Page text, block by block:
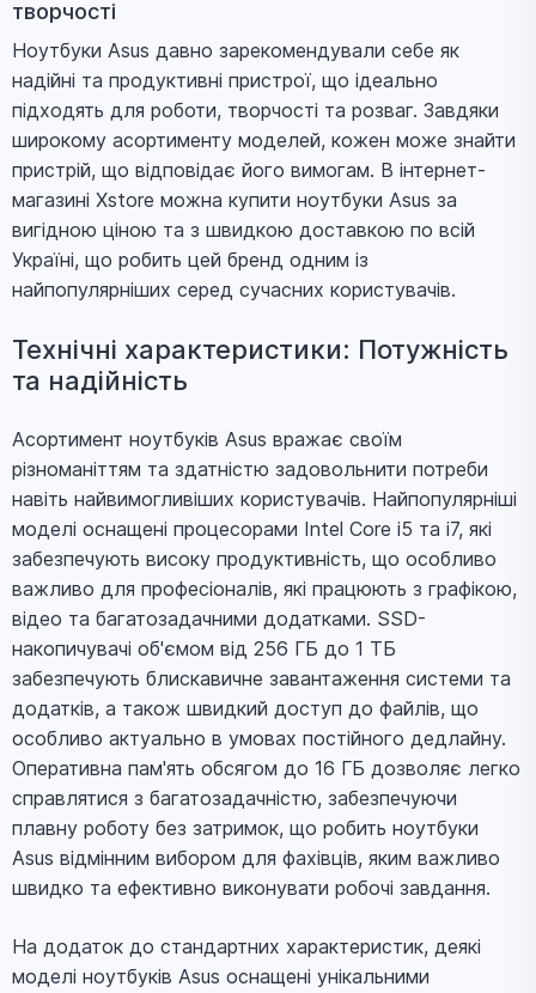
Quiet Blue (X1504VA-BQ003)
Ноутбук ASUS VivoBook 15 OLED
M1505YA Indie Black (M1505YA-MA268)
27099 ₴
Ноутбук ASUS Vivobook 15 X1504VA
28999 ₴
Ноутбук ASUS TUF Gaming A15
FA506NCG (FA506NCG-HN211)
39999 ₴
Ноутбук ASUS TUF Gaming A17
FA707NVR Mecha Gray (FA707NVR-
HX009)
Ноутбук ASUS ROG Strix G18 G815LR-
S9216 (90NR0LT1-M009Y0)
творчості
Ноутбуки Asus давно зарекомендували себе як
надійні та продуктивні пристрої, що ідеально
підходять для роботи, творчості та розваг. Завдяки
широкому асортименту моделей, кожен може знайти
пристрій, що відповідає його вимогам. В інтернет-
магазині Xstore можна купити ноутбуки Asus за
вигідною ціною та з швидкою доставкою по всій
Україні, що робить цей бренд одним із
найпопулярніших серед сучасних користувачів.
Технічні характеристики: Потужність
та надійність
Асортимент ноутбуків Asus вражає своїм
різноманіттям та здатністю задовольнити потреби
навіть найвимогливіших користувачів. Найпопулярніші
моделі оснащені процесорами Intel Core i5 та i7, які
забезпечують високу продуктивність, що особливо
важливо для професіоналів, які працюють з графікою,
відео та багатозадачними додатками. SSD-
накопичувачі об'ємом від 256 ГБ до 1 ТБ
забезпечують блискавичне завантаження системи та
додатків, а також швидкий доступ до файлів, що
особливо актуально в умовах постійного дедлайну.
Оперативна пам'ять обсягом до 16 ГБ дозволяє легко
справлятися з багатозадачністю, забезпечуючи
плавну роботу без затримок, що робить ноутбуки
Asus відмінним вибором для фахівців, яким важливо
швидко та ефективно виконувати робочі завдання.
На додаток до стандартних характеристик, деякі
моделі ноутбуків Asus оснащені унікальними